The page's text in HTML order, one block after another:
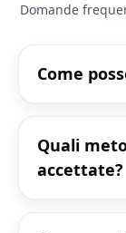
Domande
Come
Quali
accettate?